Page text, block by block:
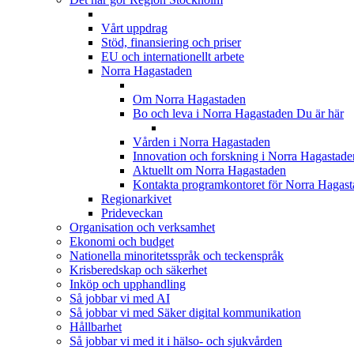
Vårt uppdrag
Stöd, finansiering och priser
EU och internationellt arbete
Norra Hagastaden
Om Norra Hagastaden
Bo och leva i Norra Hagastaden Du är här
Vården i Norra Hagastaden
Innovation och forskning i Norra
Aktuellt om Norra Hagastaden
Kontakta programkontoret för Norra
Regionarkivet
Prideveckan
Organisation och verksamhet
Ekonomi och budget
Nationella minoritetsspråk och teckenspråk
Krisberedskap och säkerhet
Inköp och upphandling
Så jobbar vi med AI
Så jobbar vi med Säker digital kommunikation
Hållbarhet
Så jobbar vi med it i hälso- och sjukvården